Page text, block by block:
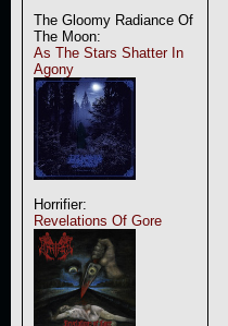
The Gloomy Radiance Of
The Moon:
As The Stars Shatter In
Agony
Horrifier:
Revelations Of Gore